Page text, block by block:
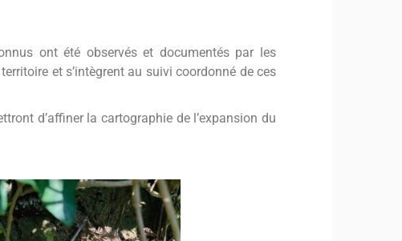
ont été observés et documentés par les
et s’intègrent au suivi coordonné de ces
d’affiner la cartographie de l’expansion du